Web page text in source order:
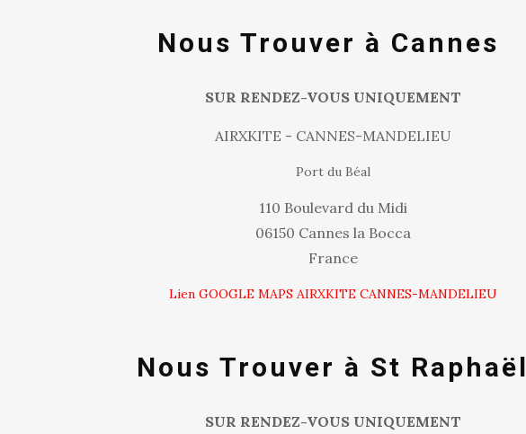
Nous Trouver à Cannes
SUR RENDEZ-VOUS UNIQUEMENT
AIRXKITE - CANNES-MANDELIEU
Port du Béal
110 Boulevard du Midi
06150 Cannes la Bocca
France
Lien GOOGLE MAPS AIRXKITE CANNES-MANDELIEU
Nous Trouver à St Raphaël
SUR RENDEZ-VOUS UNIQUEMENT